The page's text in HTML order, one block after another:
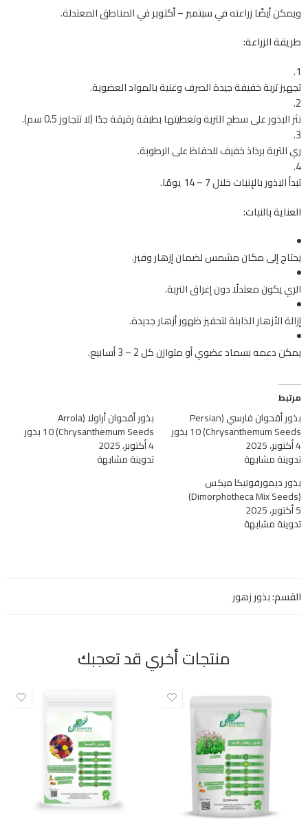
ويمكن أيضًا زراعته فيسبتمبر – أكتوبرفي المناطق المعتدلة.
طريقة الزراعة:
تجهيز تربة خفيفة جيدة الصرف وغنية بالمواد العضوية.
نثر البذور على سطح التربة وتغطيتها بطبقة رقيقة جدًا (لا تتجاوز 0.5 سم).
ري التربة برذاذ خفيف للحفاظ على الرطوبة.
تبدأ البذور بالإنبات خلال7 – 14 يومًا
.
العناية بالنبات:
يحتاج إلى مكان مشمس لضمان إزهار وفير.
الري يكون معتدلًا دون إغراق التربة.
إزالة الأزهار الذابلة لتحفيز ظهور أزهار جديدة.
يمكن دعمه بسماد عضوي أو متوازن كل 2 – 3 أسابيع.
مرتبط
بذور أقحوان فارسي (Persian
Chrysanthemum Seeds) 10 بذور
4 أكتوبر، 2025
تدوينة مشابهة
بذور أقحوان أراولا (Arrola
Chrysanthemum Seeds) 10 بذور
4 أكتوبر، 2025
تدوينة مشابهة
بذور ديمورفوتيكا ميكس
(Dimorphotheca Mix Seeds)
5 أكتوبر، 2025
تدوينة مشابهة
القسم:بذور زهور
منتجات أخري قد تعجبك